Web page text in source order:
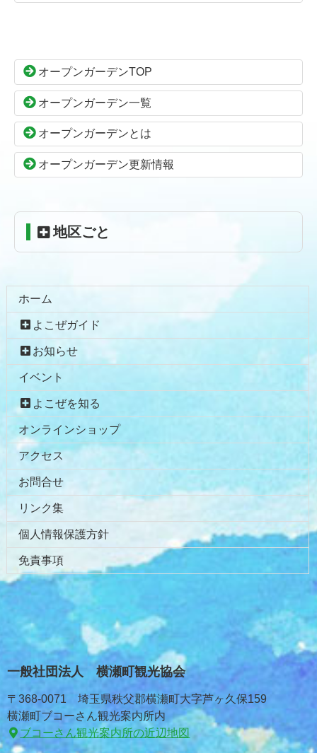
ン
本
文
先
へ
る
の
頭
へ
る
オープンガーデンTOP
オープンガーデン一覧
オープンガーデンとは
オープンガーデン更新情報
地区ごと
ホーム
よこぜガイド
お知らせ
イベント
よこぜを知る
オンラインショップ
アクセス
お問合せ
リンク集
個人情報保護方針
免責事項
一般社団法人 横瀬町観光協会
〒368-0071 埼玉県秩父郡横瀬町大字芦ヶ久保159
横瀬町ブコーさん観光案内所内
ブコーさん観光案内所の近辺地図